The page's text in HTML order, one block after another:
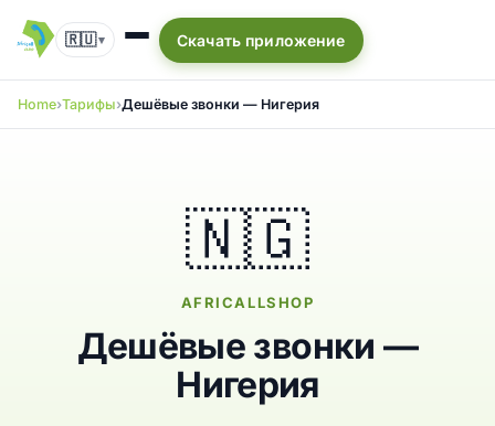
🇷🇺▾ Скачать приложение
Home Тарифы Дешёвые звонки — Нигерия
🇳🇬
AFRICALLSHOP
Дешёвые звонки —
Нигерия